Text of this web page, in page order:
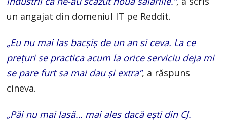
un angajat din domeniul IT pe Reddit.
„Eu nu mai las bacșiș de un an si ceva. La ce
prețuri se practica acum la orice serviciu deja mi
se pare furt sa mai dau și extra”, a răspuns
cineva.
„Păi nu mai lasă… mai ales dacă ești din CJ.